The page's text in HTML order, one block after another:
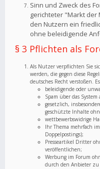
Sinn und Zweck des
gerichteter "Markt der
den Nutzern ein
ohne beleidigende
§ 3 Pflichten als
Als Nutzer verpflichten Sie
werden, die gegen diese
deutsches Recht verstoßen.
beleidigende oder
Spam über das
gesetzlich,
geschützte Inhalte
wettbewerbswidrige
Ihr Thema mehrfach
Doppelpostings);
Presseartikel Dritter
veröffentlichen;
Werbung im Forum
durch den Anbieter zu